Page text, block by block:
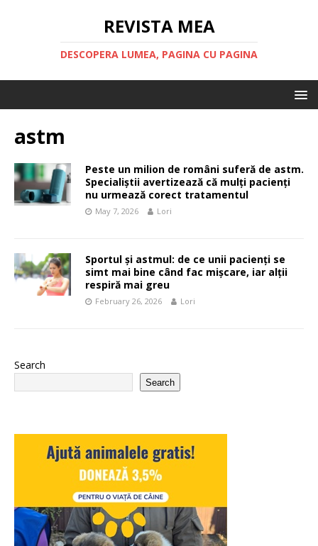
REVISTA MEA
DESCOPERA LUMEA, PAGINA CU PAGINA
astm
Peste un milion de români suferă de astm.
Specialiștii avertizează că mulți pacienți
nu urmează corect tratamentul
May 7, 2026 Lori
Sportul și astmul: de ce unii pacienți se
simt mai bine când fac mișcare, iar alții
respiră mai greu
February 26, 2026 Lori
Search
Search